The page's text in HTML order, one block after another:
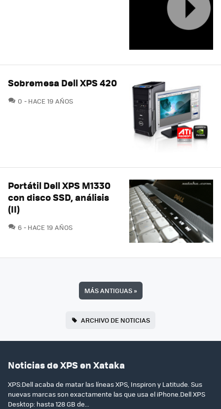
Sobremesa Dell XPS 420
0 COMENTARIOS
HACE 19 AÑOS
Portátil Dell XPS M1330
con disco SSD, análisis
(II)
6 COMENTARIOS
HACE 19 AÑOS
MÁS ANTIGUAS»
ARCHIVO DE NOTICIAS
Noticias de XPS en Xataka
XPS:Dell acaba de matar las líneas XPS, Inspiron y Latitude. Sus
nuevas marcas son exactamente las que usa el iPhone.Dell XPS
Desktop: hasta 128 GB de...